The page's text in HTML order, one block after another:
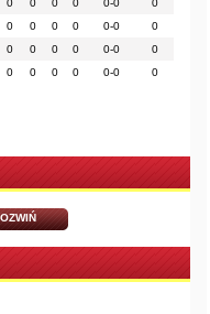
0 0 0 0 0-0
0
0 0 0 0 0-0
0
0 0 0 0 0-0 0